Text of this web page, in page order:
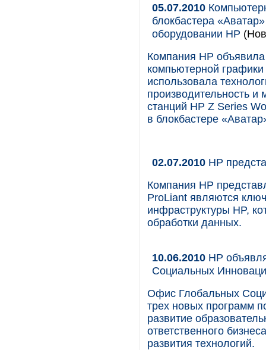
05.07.2010
блокбастера
оборудовании HP
Компания HP
компьютерной
использовала
производительность
станций HP Z Series
в блокбастере
02.07.2010 HP
Компания HP
ProLiant являются
инфраструктуры HP,
обработки данных.
10.06.2010 HP
Социальных
Офис Глобальных
трех новых программ
развитие
ответственного
развития технологий.